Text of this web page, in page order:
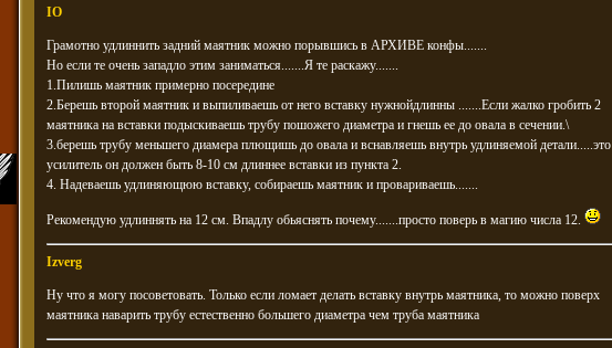
IO
Грамотно удлиннить задний маятник можно порывшись в АРХИВЕ конфы.......
Но если те очень западло этим заниматься.......Я те раскажу.......
1.Пилишь маятник примерно посередине
2.Берешь второй маятник и выпиливаешь от него вставку нужнойдлинны .......Если жалко гробить 2
маятника на вставки подыскиваешь трубу пошожего диаметра и гнешь ее до овала в сечении.\
3.берешь трубу меньшего диамера плющишь до овала и вснавляешь внутрь удлиняемой детали.....это
усилитель он должен быть 8-10 см длиннее вставки из пункта 2.
4. Надеваешь удлиняющюю вставку, собираешь маятник и провариваешь.......
Рекомендую удлиннять на 12 см. Впадлу обьяснять почему.......просто поверь в магию числа 12.
Izverg
Ну что я могу посоветовать. Только если ломает делать вставку внутрь маятника, то можно поверх
маятника наварить трубу естественно большего диаметра чем труба маятника